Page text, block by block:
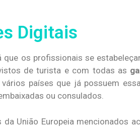
Digitais
que os profissionais se
de turista e com todas as
países que já possuem
ou consulados.
da União Europeia mencionados